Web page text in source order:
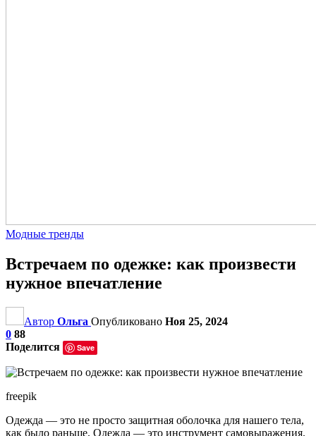
Модные тренды
Встречаем по одежке: как произвести
нужное впечатление
Автор Ольга Опубликовано Ноя 25, 2024
0 88
Поделится
Save
freepik
Одежда — это не просто защитная оболочка для нашего тела,
как было раньше. Одежда — это инструмент самовыражения.